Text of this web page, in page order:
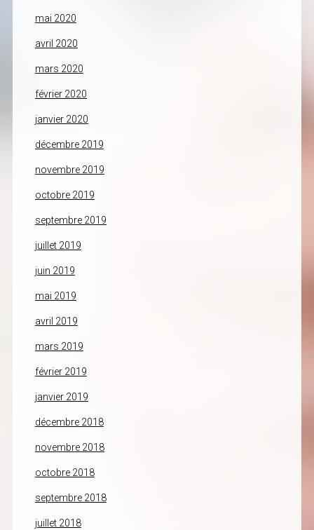
mai 2020
avril 2020
mars 2020
février 2020
janvier 2020
décembre 2019
novembre 2019
octobre 2019
septembre 2019
juillet 2019
juin 2019
mai 2019
avril 2019
mars 2019
février 2019
janvier 2019
décembre 2018
novembre 2018
octobre 2018
septembre 2018
juillet 2018